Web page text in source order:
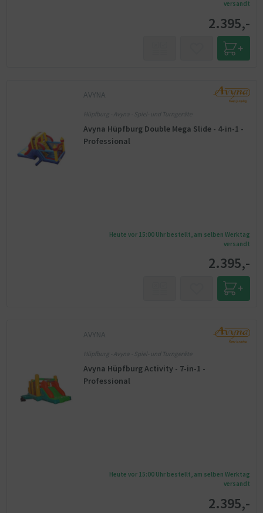
versandt
2.395,-
AVYNA
Hüpfburg - Avyna - Spiel- und Turngeräte
Avyna Hüpfburg Double Mega Slide - 4-in-1 -
Professional
Heute vor 15:00 Uhr bestellt, am selben Werktag
versandt
2.395,-
AVYNA
Hüpfburg - Avyna - Spiel- und Turngeräte
Avyna Hüpfburg Activity - 7-in-1 -
Professional
Heute vor 15:00 Uhr bestellt, am selben Werktag
versandt
2.395,-